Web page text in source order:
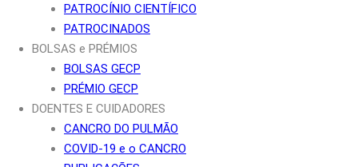
PATROCÍNIO CIENTÍFICO
PATROCINADOS
BOLSAS e PRÉMIOS
BOLSAS GECP
PRÉMIO GECP
DOENTES E CUIDADORES
CANCRO DO PULMÃO
COVID-19 e o CANCRO